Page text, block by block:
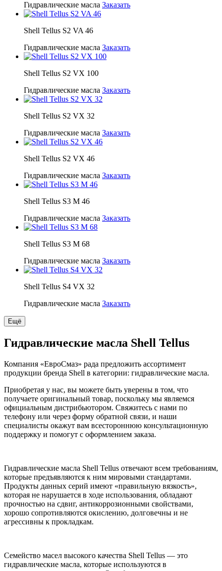
Гидравлические масла Заказать
Shell Tellus S2 VA 46
Гидравлические масла Заказать
Shell Tellus S2 VX 100
Гидравлические масла Заказать
Shell Tellus S2 VX 32
Гидравлические масла Заказать
Shell Tellus S2 VX 46
Гидравлические масла Заказать
Shell Tellus S3 M 46
Гидравлические масла Заказать
Shell Tellus S3 M 68
Гидравлические масла Заказать
Shell Tellus S4 VX 32
Гидравлические масла Заказать
Ещё
Гидравлические масла Shell Tellus
Компания «ЕвроСмаз» рада предложить ассортимент
продукции бренда Shell в категории: гидравлические масла.
Приобретая у нас, вы можете быть уверены в том, что
получаете оригинальный товар, поскольку мы являемся
официальным дистрибьютором. Свяжитесь с нами по
телефону или через форму обратной связи, и наши
специалисты окажут вам всестороннюю консультационную
поддержку и помогут с оформлением заказа.
Гидравлические масла Shell Tellus отвечают всем требованиям,
которые предъявляются к ним мировыми стандартами.
Продукты данных серий имеют «правильную вязкость»,
которая не нарушается в ходе использования, обладают
прочностью на сдвиг, антикоррозионными свойствами,
хорошо сопротивляются окислению, долговечны и не
агрессивны к прокладкам.
Семейство масел высокого качества Shell Tellus — это
гидравлические масла, которые используются в